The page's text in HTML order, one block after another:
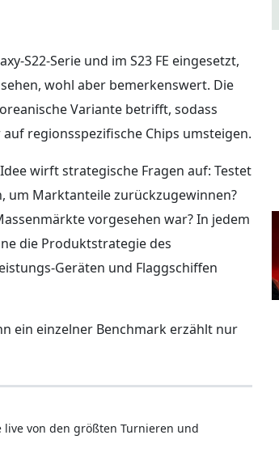
S22-Serie und im S23 FE eingesetzt,
wohl aber bemerkenswert. Die
Variante betrifft, sodass
regionsspezifische Chips umsteigen.
wirft strategische Fragen auf: Testet
um Marktanteile zurückzugewinnen?
vorgesehen war? In jedem
die Produktstrategie des
Geräten und Flaggschiffen
ein einzelner Benchmark erzählt nur
von den größten Turnieren und